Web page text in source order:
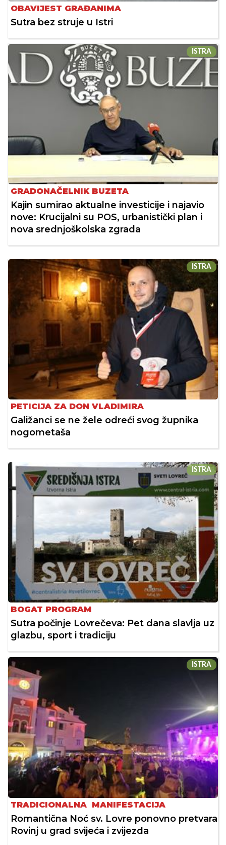
OBAVIJEST GRAĐANIMA
Sutra bez struje u Istri
ISTRA
GRADONAČELNIK BUZETA
Kajin sumirao aktualne investicije i najavio
nove: Krucijalni su POS, urbanistički plan i
nova srednjoškolska zgrada
ISTRA
PETICIJA ZA DON VLADIMIRA
Galižanci se ne žele odreći svog župnika
nogometaša
ISTRA
BOGAT PROGRAM
Sutra počinje Lovrečeva: Pet dana slavlja uz
glazbu, sport i tradiciju
ISTRA
TRADICIONALNA MANIFESTACIJA
Romantična Noć sv. Lovre ponovno pretvara
Rovinj u grad svijeća i zvijezda